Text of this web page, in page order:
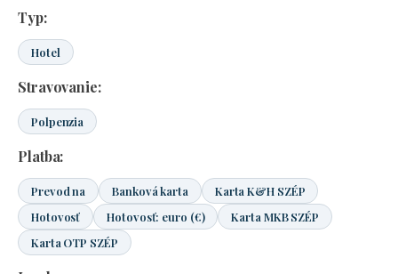
Typ:
Hotel
Stravovanie:
Polpenzia
Platba:
Prevod na Banková karta
Karta K&H SZÉP
Hotovosť
Hotovosť: euro (€)
Karta MKB SZÉP
Karta OTP SZÉP